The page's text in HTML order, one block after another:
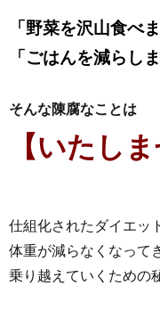
「野菜を沢山食べ
「ごはんを減らし
そんな陳腐なことは
【いたし
仕組化されたダイエッ
体重が減らなくなって
乗り越えていくための